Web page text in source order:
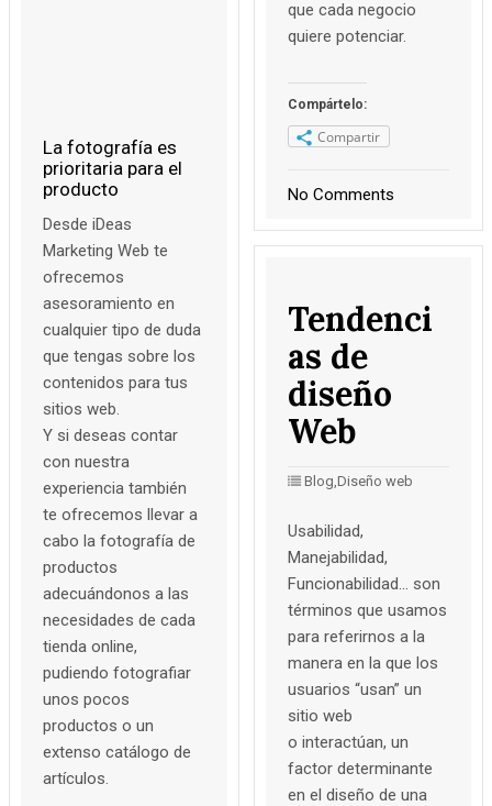
La fotografía es
prioritaria para el
producto
Desde iDeas
Marketing Web te
ofrecemos
asesoramiento en
cualquier tipo de duda
que tengas sobre los
contenidos para tus
sitios web.
Y si deseas contar
con nuestra
experiencia también
te ofrecemos llevar a
cabo la fotografía de
productos
adecuándonos a las
necesidades de cada
tienda online,
pudiendo fotografiar
unos pocos
productos o un
extenso catálogo de
artículos.
que cada negocio
quiere potenciar.
Compártelo:
Compartir
No Comments
Tendenci
as de
diseño
Web
Blog, Diseño web
Usabilidad,
Manejabilidad,
Funcionabilidad… son
términos que usamos
para referirnos a la
manera en la que los
usuarios “usan” un
sitio web
o interactúan, un
factor determinante
en el diseño de una